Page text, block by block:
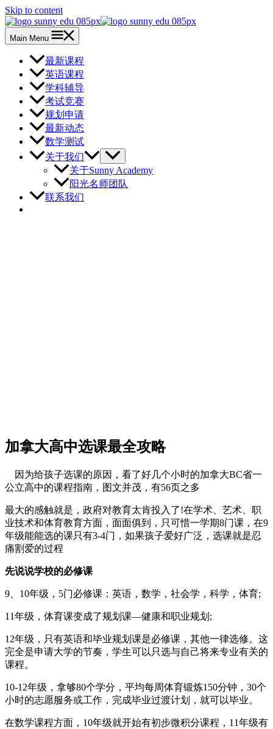
Skip to content
Main Menu
最新课程
英语课程
学科辅导
考试竞赛
规划申请
最新动态
数学测试
关于我们
关于Sunny Academy
阳光名师团队
联系我们
加拿大高中选课最全攻略
因为给孩子选课的原因，看了好几个小时的加拿大BC省一
公立高中的课程指南，图文并茂，有56页之多
最大的感触就是，政府对教育太肯投入了!在学术、艺术、职
业技术和体育教育方面，面面俱到，只可惜一学期8门课，在9
年级能能选的课只有3-4门，如果孩子爱好广泛，选课就是忍
痛割爱的过程
先说说学校的必修课
9、10年级，5门必修课：英语，数学，社会学，科学，体育;
11年级，体育课变成了规划课—健康和职业规划;
12年级，只有英语和毕业规划课是必修课，其他一律选修。这
完全是申请大学的节奏，学生可以只选与自己将来专业有关的
课程。
10-12年级，拿够80个学分，平均每周体育锻炼150分钟，30个
小时的志愿服务或工作，完成毕业过渡计划，就可以毕业。
在数学课程方面，10年级就开始有初步微积分课程，11年级有